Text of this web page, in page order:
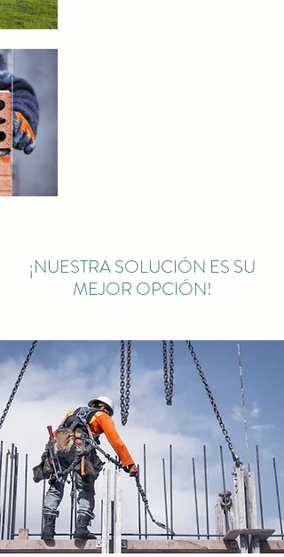
¡NUESTRA SOLUCIÓN ES SU
MEJOR OPCIÓN!